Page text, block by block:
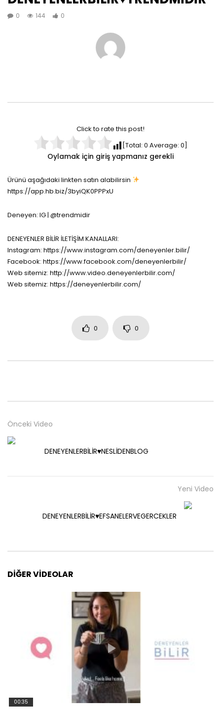
0 144 0
Click to rate this post!
[Total: 0 Average: 0]
Oylamak için giriş yapmanız gerekli
Ürünü aşağıdaki linkten satın alabilirsin
https://app.hb.biz/3byiQK0PPPxU
Deneyen: IG | @trendmidir
DENEYENLER BİLİR İLETİŞİM KANALLARI:
Instagram: https://www.instagram.com/deneyenler.bilir/
Facebook: https://www.facebook.com/deneyenlerbilir/
Web sitemiz: http://www.video.deneyenlerbilir.com/
Web sitemiz: https://deneyenlerbilir.com/
0 0
Önceki Video
DENEYENLERBİLİR♥️NESLİDENBLOG
Yeni Video
DENEYENLERBİLİR♥️EFSANELERVEGERCEKLER
DIĞER VIDEOLAR
00:35